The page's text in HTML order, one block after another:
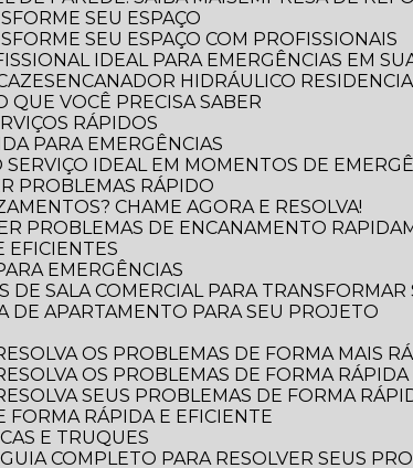
SEU ESPAÇO
SEU ESPAÇO COM PROFISSIONAIS
IDEAL PARA EMERGÊNCIAS EM
ENCANADOR HIDRÁULICO
QUE VOCÊ PRECISA SABER
RÁPIDOS
PARA EMERGÊNCIAS
SERVIÇO IDEAL EM MOMENTOS DE
PROBLEMAS RÁPIDO
CHAME AGORA E RESOLVA!
PROBLEMAS DE ENCANAMENTO
EFICIENTES
EMERGÊNCIAS
DE SALA COMERCIAL PARA TRANSFORMAR
DE APARTAMENTO PARA SEU PROJETO
OS PROBLEMAS DE FORMA MAIS
OS PROBLEMAS DE FORMA
SEUS PROBLEMAS DE FORMA
FORMA RÁPIDA E EFICIENTE
E TRUQUES
COMPLETO PARA RESOLVER SEUS